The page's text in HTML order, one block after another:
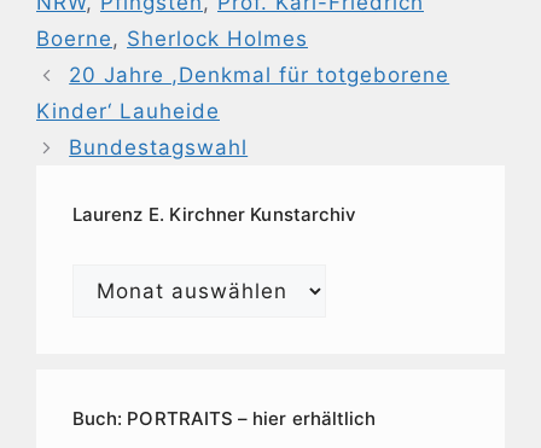
Boerne, Sherlock Holmes
20 Jahre ,Denkmal für totgeborene
Kinder‘ Lauheide
Bundestagswahl
Laurenz E. Kirchner Kunstarchiv
Laurenz
Buch: PORTRAITS – hier erhältlich